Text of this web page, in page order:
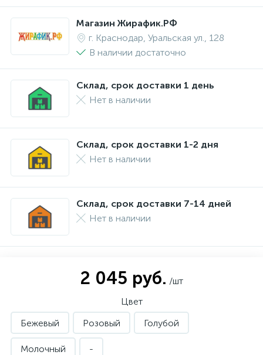
Магазин Жирафик.РФ
г. Краснодар, Уральская ул., 128
В наличии достаточно
Склад, срок доставки 1 день
Нет в наличии
Склад, срок доставки 1-2 дня
Нет в наличии
Склад, срок доставки 7-14 дней
Нет в наличии
2 045 руб. /шт
Цвет
Бежевый
Розовый Голубой
Молочный -